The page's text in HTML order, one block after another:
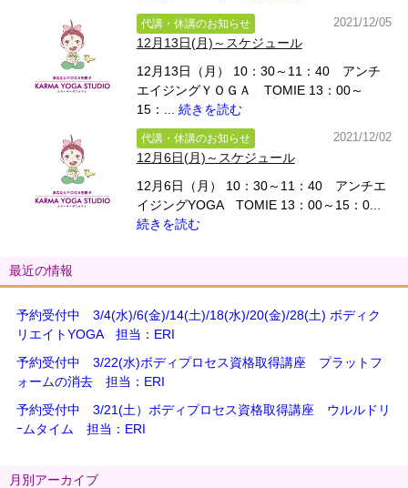
代講・休講のお知らせ 2021/12/05
12月13日(月)～スケジュール
12月13日（月） 10：30～11：40 アンチ
エイジングＹＯＧＡ TOMIE 13：00～
15：... 続きを読む
代講・休講のお知らせ 2021/12/02
12月6日(月)～スケジュール
12月6日（月） 10：30～11：40 アンチエ
イジングYOGA TOMIE 13：00～15：0...
続きを読む
最近の情報
予約受付中 3/4(水)/6(金)/14(土)/18(水)/20(金)/28(土) ボディク
リエイトYOGA 担当：ERI
予約受付中 3/22(水)ボディプロセス資格取得講座 プラットフ
ォームの消去 担当：ERI
予約受付中 3/21(土）ボディプロセス資格取得講座 ウルルドリ
ｰムタイム 担当：ERI
月別アーカイブ